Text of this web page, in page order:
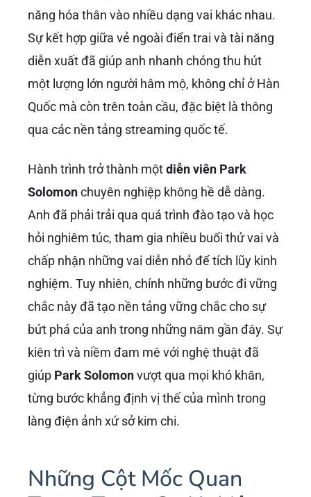
năng hóa thân vào nhiều dạng vai khác nhau.
Sự kết hợp giữa vẻ ngoài điển trai và tài năng
diễn xuất đã giúp anh nhanh chóng thu hút
một lượng lớn người hâm mộ, không chỉ ở Hàn
Quốc mà còn trên toàn cầu, đặc biệt là thông
qua các nền tảng streaming quốc tế.
Hành trình trở thành mộtdiễn viên Park
Solomonchuyên nghiệp không hề dễ dàng.
Anh đã phải trải qua quá trình đào tạo và học
hỏi nghiêm túc, tham gia nhiều buổi thử vai và
chấp nhận những vai diễn nhỏ để tích lũy kinh
nghiệm. Tuy nhiên, chính những bước đi vững
chắc này đã tạo nền tảng vững chắc cho sự
bứt phá của anh trong những năm gần đây. Sự
kiên trì và niềm đam mê với nghệ thuật đã
giúp Park Solomonvượt qua mọi khó khăn,
từng bước khẳng định vị thế của mình trong
làng điện ảnh xứ sở kim chi.
Những Cột Mốc Quan